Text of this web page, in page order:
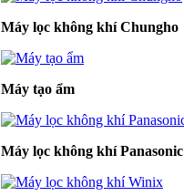
Máy lọc không khí Chungho
Máy tạo ẩm
Máy lọc không khí Panasonic